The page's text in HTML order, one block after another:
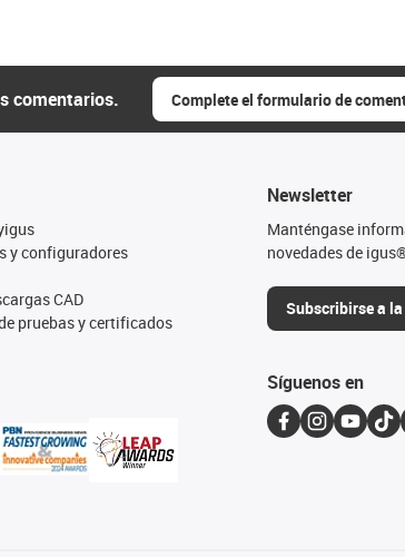
comentarios. Complete el formulario de
y configuradores
CAD
pruebas y certificados
Newsletter
Manténgase
novedades de
Subscribirse a
Síguenos en